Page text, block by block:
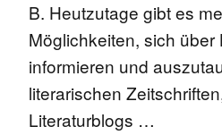
B. Heutzutage gibt es
Möglichkeiten, sich über
informieren und
literarischen
Literaturblogs …